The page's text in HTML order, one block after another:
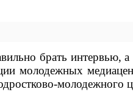
брать интервью,
молодежных
молодежного